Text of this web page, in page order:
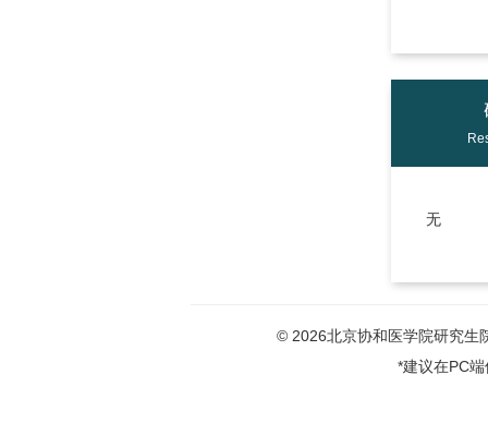
无
© 2026北京协和医学院研究生
*建议在PC